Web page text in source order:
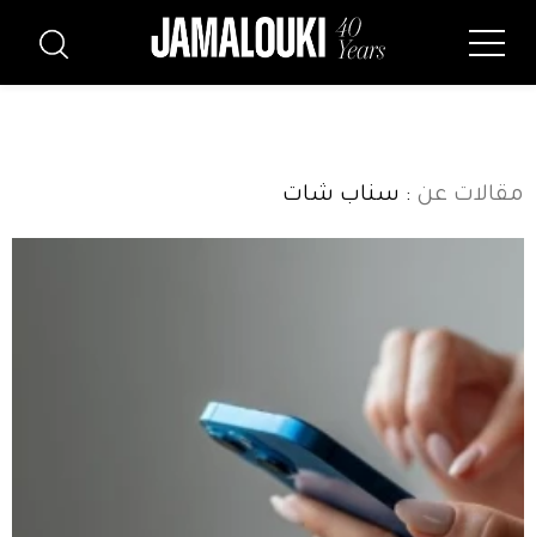
مقالات عن : سناب شات